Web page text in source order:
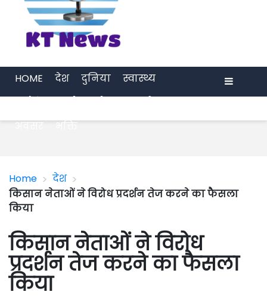
HOME देश दुनिया
स्वास्थ्य
अवसर
भक्ति
Home > देश >
किसान नेताओं ने विरोध प्रदर्शन तेज करने का फैसला
किया
किसान नेताओं ने विरोध
प्रदर्शन तेज करने का फैसला
किया